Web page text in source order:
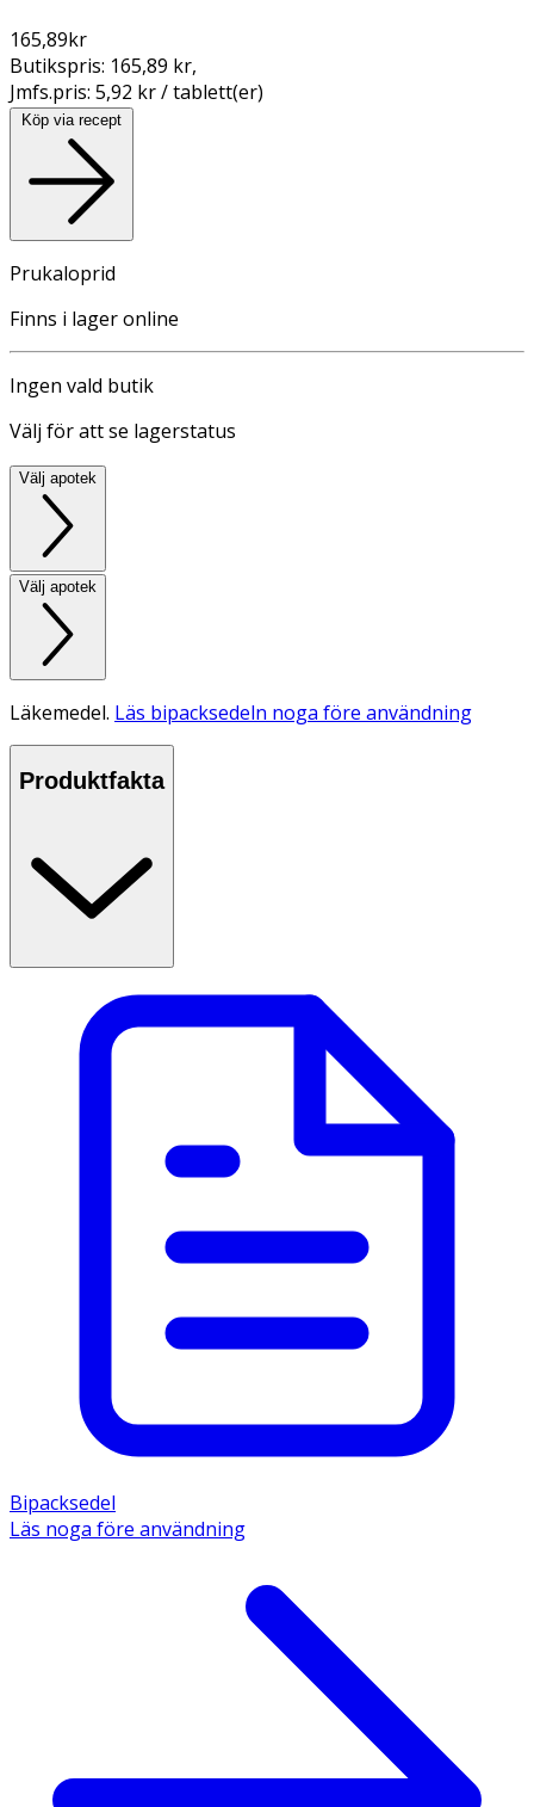
165,89kr
Butikspris: 165,89 kr,
Jmfs.pris: 5,92 kr / tablett(er)
Köp via recept
Prukaloprid
Finns i lager online
Ingen vald butik
Välj för att se lagerstatus
Välj apotek
Välj apotek
Läkemedel. Läs bipacksedeln noga före användning
Produktfakta
Bipacksedel
Läs noga före användning